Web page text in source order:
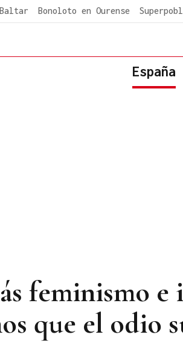
Bonoloto en Ourense
España
feminismo
que el odio